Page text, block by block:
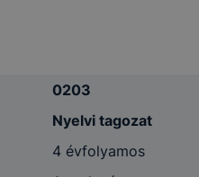
0203
Nyelvi tagozat
4 évfolyamos